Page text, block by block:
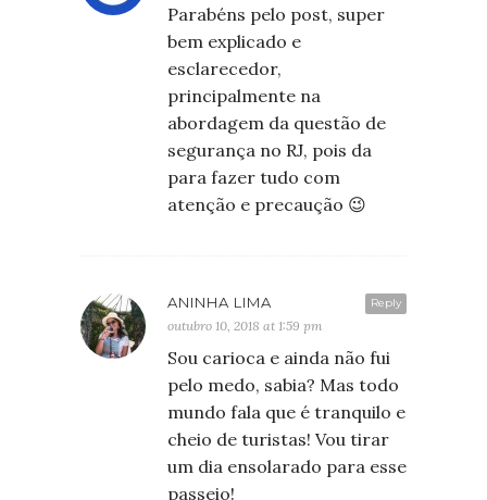
Parabéns pelo post, super
bem explicado e
esclarecedor,
principalmente na
abordagem da questão de
segurança no RJ, pois da
para fazer tudo com
atenção e precaução 😉
Reply
ANINHA LIMA
outubro 10, 2018 at 1:59 pm
Sou carioca e ainda não fui
pelo medo, sabia? Mas todo
mundo fala que é tranquilo e
cheio de turistas! Vou tirar
um dia ensolarado para esse
passeio!